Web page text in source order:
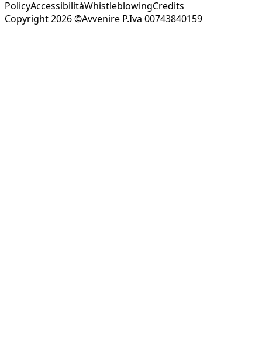
PolicyAccessibilitàWhistleblowingCredits
Copyright 2026 ©Avvenire P.Iva 00743840159